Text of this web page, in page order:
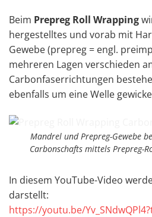
Beim Prepreg Roll Wrapping
hergestelltes und vorab mit
Gewebe (prepreg = engl.
mehreren Lagen verschieden
Carbonfaserrichtungen
ebenfalls um eine Welle
Mandrel und Prepreg-Gewebe
Carbonschafts mittels Prepreg-
In diesem YouTube-Video
darstellt:
https://youtu.be/